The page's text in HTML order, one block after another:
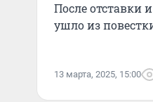
После отставки
ушло из
13 марта, 2025, 15:00